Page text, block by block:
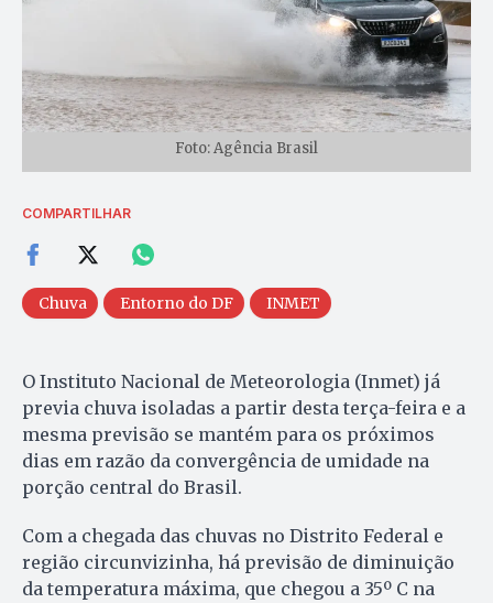
Foto: Agência Brasil
COMPARTILHAR
Chuva Entorno do DF INMET
O Instituto Nacional de Meteorologia (Inmet) já
previa chuva isoladas a partir desta terça-feira e a
mesma previsão se mantém para os próximos
dias em razão da convergência de umidade na
porção central do Brasil.
Com a chegada das chuvas no Distrito Federal e
região circunvizinha, há previsão de diminuição
da temperatura máxima, que chegou a 35º C na